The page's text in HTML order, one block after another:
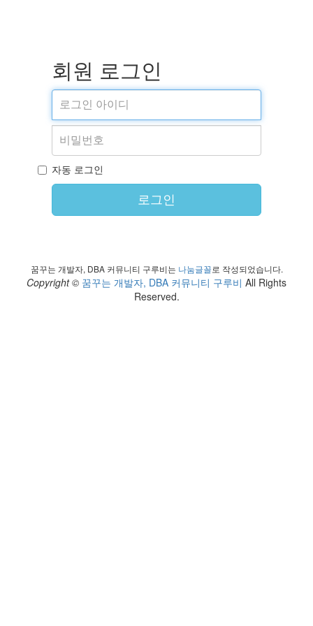
회원 로그인
자동 로그인
로그인
꿈꾸는 개발자, DBA 커뮤니티 구루비는 나눔글꼴로 작성되었습니다.
Copyright © 꿈꾸는 개발자, DBA 커뮤니티 구루비 All Rights
Reserved.